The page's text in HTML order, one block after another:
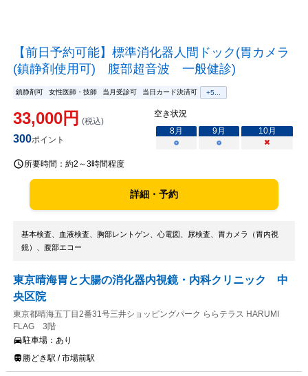
【前日予約可能】標準消化器人間ドック(胃カメラ
(鎮静剤使用可) 腹部超音波 一般健診)
鎮静剤可 女性医師・技師 当月受診可 当日カード決済可 +5...
33,000円 (税込)
300ポイント
空き状況
8月 9月 10月
○
○ ×
所要時間： 約2～3時間程度
詳細・予約
基本検査、血液検査、胸部レントゲン、心電図、尿検査、胃カメラ（胃内視
鏡）、腹部エコー
東京晴海胃と大腸の消化器内視鏡・内科クリニック 中
央区院
東京都晴海五丁目2番31号三井ショッピングパーク ららテラス HARUMI
FLAG 3階
駐車場： あり
勝どき駅 / 市場前駅